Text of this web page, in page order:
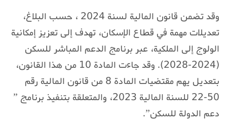
وقد تضمن قانون المالية لسنة 2024 ، حسب البلاغ،
تعديلات مهمة في قطاع الإسكان، تهدف إلى تعزيز إمكانية
الولوج إلى الملكية، عبر برنامج الدعم المباشر للسكن
(2024-2028). وقد جاءت المادة 10 من هذا القانون،
بتعديل يهم مقتضيات المادة 8 من قانون المالية رقم
50-22 للسنة المالية 2023، والمتعلقة بتنفيذ برنامج ”
دعم الدولة للسكن”.